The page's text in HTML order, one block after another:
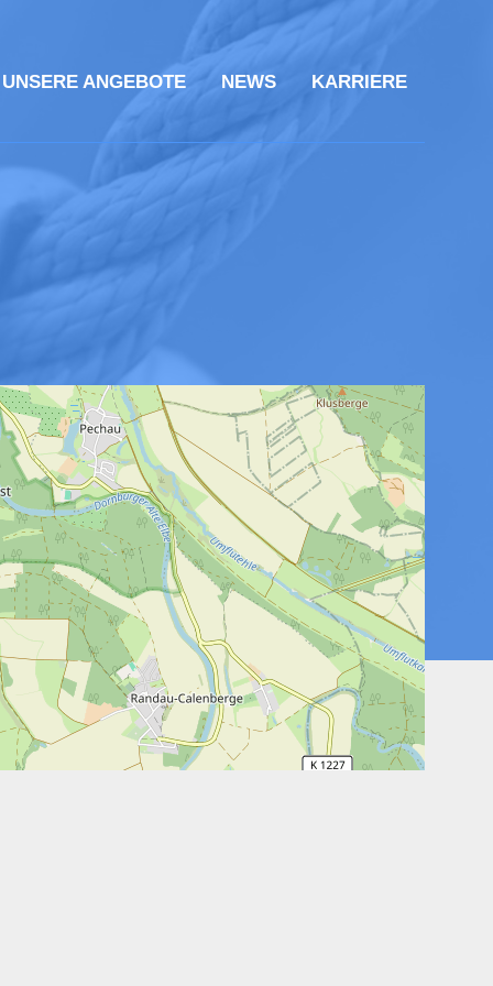
UNSERE ANGEBOTE NEWS KARRIERE